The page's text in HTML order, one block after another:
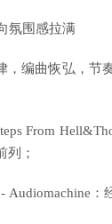
氛围感拉满
，编曲恢弘，节
From
列；
- Audiomachine